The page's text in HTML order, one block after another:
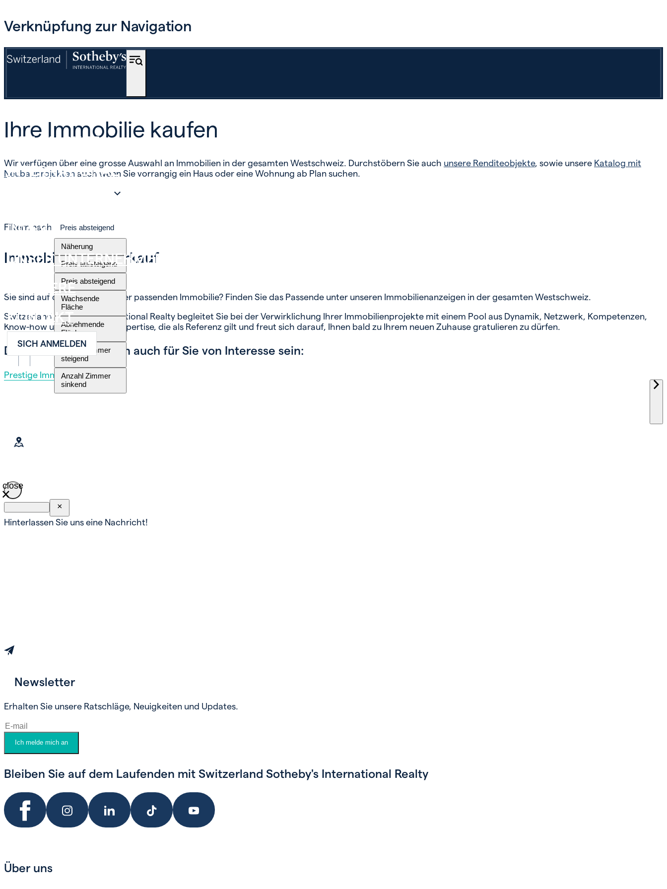
Verknüpfung zur Navigation
OFF-MARKET
INTERNATIONAL
SCHÄTZEN UND VERKAUFEN
INVEST
UNSER UNTERNEHMEN
KARRIERE
KONTAKT
SICH ANMELDEN
Ihre Immobilie kaufen
Wir verfügen über eine grosse Auswahl an Immobilien in der gesamten Westschweiz. Durchstöbern Sie auch unsere Renditeobjekte, sowie unsere Katalog mit
Neubauprojekten auch wenn Sie vorrangig ein Haus oder eine Wohnung ab Plan suchen.
Filtern nach Preis absteigend
Näherung
Preis aufsteigend
Preis absteigend
Wachsende
Fläche
Abnehmende
Fläche
Anzahl Zimmer
steigend
Anzahl Zimmer
sinkend
Immobilie zum Verkauf
Sie sind auf der Suche nach der passenden Immobilie? Finden Sie das Passende unter unseren Immobilienanzeigen in der gesamten Westschweiz.
Switzerland Sotheby’s International Realty begleitet Sie bei der Verwirklichung Ihrer Immobilienprojekte mit einem Pool aus Dynamik, Netzwerk, Kompetenzen,
Know-how und der eigenen Expertise, die als Referenz gilt und freut sich darauf, Ihnen bald zu Ihrem neuen Zuhause gratulieren zu dürfen.
Diese Themen könnten auch für Sie von Interesse sein:
Prestige Immobilien
close
×
Hinterlassen Sie uns eine Nachricht!
Newsletter
Erhalten Sie unsere Ratschläge, Neuigkeiten und Updates.
Ich melde mich an
Bleiben Sie auf dem Laufenden mit Switzerland Sotheby's International Realty
Über uns